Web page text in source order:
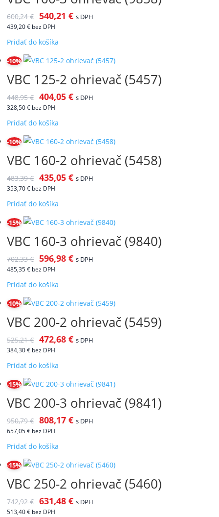
600,24€ 540,21 € s DPH
439,20€ bez DPH
Pridať do košíka
-10%
VBC 125-2 ohrievač (5457)
448,95€ 404,05 € s DPH
328,50€ bez DPH
Pridať do košíka
-10%
VBC 160-2 ohrievač (5458)
483,39€ 435,05 € s DPH
353,70€ bez DPH
Pridať do košíka
-15%
VBC 160-3 ohrievač (9840)
702,33€ 596,98 € s DPH
485,35€ bez DPH
Pridať do košíka
-10%
VBC 200-2 ohrievač (5459)
525,21€ 472,68 € s DPH
384,30€ bez DPH
Pridať do košíka
-15%
VBC 200-3 ohrievač (9841)
950,79€ 808,17 € s DPH
657,05€ bez DPH
Pridať do košíka
-15%
VBC 250-2 ohrievač (5460)
742,92€ 631,48 € s DPH
513,40€ bez DPH